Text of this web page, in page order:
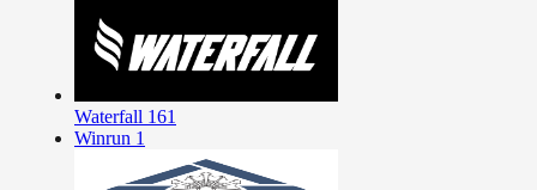
Waterfall 161
Winrun 1